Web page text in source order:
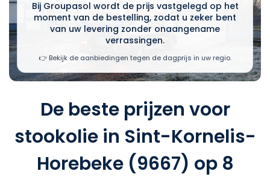
Bij Groupasol wordt de prijs vastgelegd op het
moment van de bestelling, zodat u zeker bent
van uw levering zonder onaangename
verrassingen.
👉 Bekijk de aanbiedingen tegen de dagprijs in uw regio.
De beste prijzen voor
stookolie in Sint-Kornelis-
Horebeke (9667) op 8